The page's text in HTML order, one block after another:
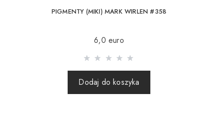
PIGMENTY (MIKI) MARK WIRLEN #358
6,0 euro
Dodaj do koszyka